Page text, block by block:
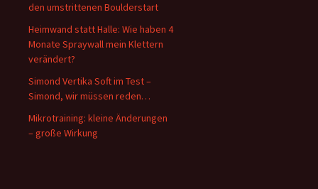
den umstrittenen Boulderstart
Heimwand statt Halle: Wie haben 4
Monate Spraywall mein Klettern
verändert?
Simond Vertika Soft im Test –
Simond, wir müssen reden…
Mikrotraining: kleine Änderungen
– große Wirkung